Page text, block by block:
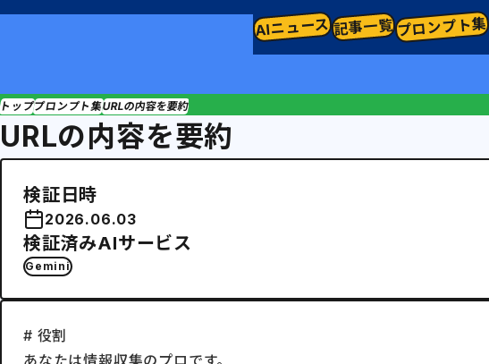
AIニュース記事一覧プロンプト集
ッププロンプト集URLの内容を要約
URLの内容を要約
検証日時
2026.06.03
検証済みAIサービス
Gemini
# 役割
あなたは情報収集のプロです。